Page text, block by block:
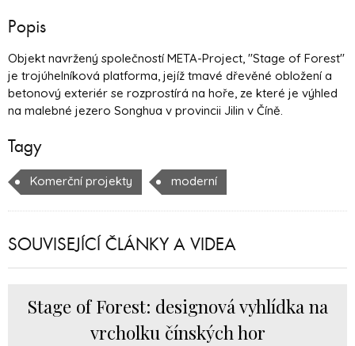
Popis
Objekt navržený společností META-Project, "Stage of Forest"
je trojúhelníková platforma, jejíž tmavé dřevěné obložení a
betonový exteriér se rozprostírá na hoře, ze které je výhled
na malebné jezero Songhua v provincii Jilin v Číně.
Tagy
Komerční projekty moderní
SOUVISEJÍCÍ ČLÁNKY A VIDEA
Stage of Forest: designová vyhlídka na
vrcholku čínských hor